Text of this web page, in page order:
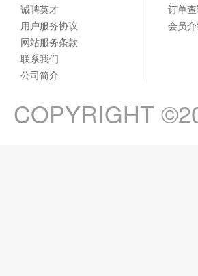
诚聘英才
用户服务协议
网站服务条款
联系我们
公司简介
订单
会员
COPYRIGHT